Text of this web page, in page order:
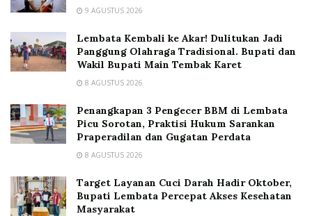
9 AGUSTUS 2026
Lembata Kembali ke Akar! Dulitukan Jadi
Panggung Olahraga Tradisional. Bupati dan
Wakil Bupati Main Tembak Karet
8 AGUSTUS 2026
Penangkapan 3 Pengecer BBM di Lembata
Picu Sorotan, Praktisi Hukum Sarankan
Praperadilan dan Gugatan Perdata
8 AGUSTUS 2026
Target Layanan Cuci Darah Hadir Oktober,
Bupati Lembata Percepat Akses Kesehatan
Masyarakat